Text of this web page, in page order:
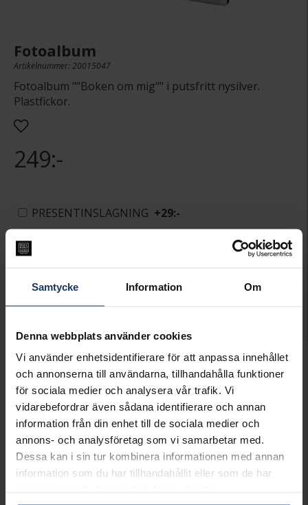
Samtycke Information Om
Denna webbplats använder cookies
Vi använder enhetsidentifierare för att anpassa innehållet
och annonserna till användarna, tillhandahålla funktioner
för sociala medier och analysera vår trafik. Vi
vidarebefordrar även sådana identifierare och annan
information från din enhet till de sociala medier och
annons- och analysföretag som vi samarbetar med.
Dessa kan i sin tur kombinera informationen med annan
information som du har tillhandahållit eller som de har
Fotoalbum
Artikelnummer: 20015047
Fotoalbum ""Boken om mig"" i putsfritt nysilver.
Plastfickor.
249:-
PRESENTINSLAGNING +29:-
LÄGG I VARUKORGEN
Lagervara.
Leveranstid 3-7 arbetsdagar.
HÖJD CA (CM)
19
LÄNGD CA (CM)
14
VARUMÄRKE
Hallbergs Guld
MATERIAL
Putsfritt nysilver
Matchande produkter och andra varianter
Best seller!